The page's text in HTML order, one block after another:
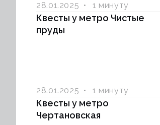
28.01.2025 1 минуту
Квесты у метро Чистые
пруды
28.01.2025 1 минуту
Квесты у метро
Чертановская